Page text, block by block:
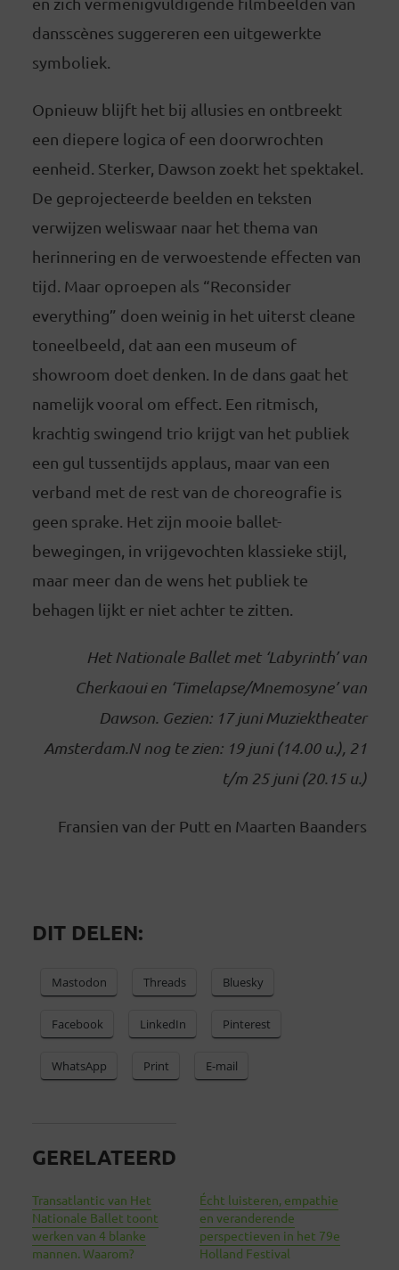
dansscènes suggereren een uitgewerkte
symboliek.
Opnieuw blijft het bij allusies en ontbreekt
een diepere logica of een doorwrochten
eenheid. Sterker, Dawson zoekt het spektakel.
De geprojecteerde beelden en teksten
verwijzen weliswaar naar het thema van
herinnering en de verwoestende effecten van
tijd. Maar oproepen als “Reconsider
everything” doen weinig in het uiterst cleane
toneelbeeld, dat aan een museum of
showroom doet denken. In de dans gaat het
namelijk vooral om effect. Een ritmisch,
krachtig swingend trio krijgt van het publiek
een gul tussentijds applaus, maar van een
verband met de rest van de choreografie is
geen sprake. Het zijn mooie ballet-
bewegingen, in vrijgevochten klassieke stijl,
maar meer dan de wens het publiek te
behagen lijkt er niet achter te zitten.
Het Nationale Ballet met ‘Labyrinth’ van
Cherkaoui en ‘Timelapse/Mnemosyne’ van
Dawson. Gezien: 17 juni Muziektheater
Amsterdam.N nog te zien: 19 juni (14.00 u.), 21
t/m 25 juni (20.15 u.)
Fransien van der Putt en Maarten Baanders
DIT DELEN:
Mastodon Threads Bluesky
Facebook LinkedIn Pinterest
WhatsApp Print E-mail
GERELATEERD
Transatlantic van Het
Nationale Ballet toont
werken van 4 blanke
mannen. Waarom?
Écht luisteren, empathie
en veranderende
perspectieven in het 79e
Holland Festival